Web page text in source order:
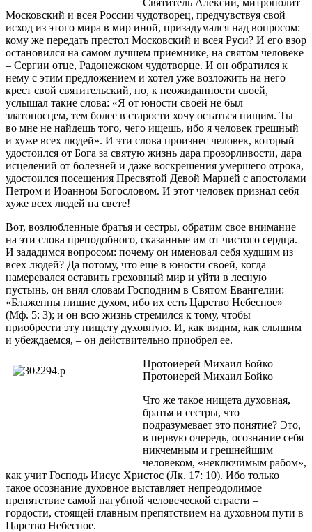
Святитель Алексий, митрополит
Московский и всея России чудотворец, предчувствуя свой
исход из этого мира в мир иной, призадумался над вопросом:
кому же передать престол Московский и всея Руси? И его взор
остановился на самом лучшем приемнике, на святом человеке
– Сергии отце, Радонежском чудотворце. И он обратился к
нему с этим предложением и хотел уже возложить на него
крест свой святительский, но, к неожиданности своей,
услышал такие слова: «Я от юности своей не был
златоносцем, тем более в старости хочу остаться нищим. Ты
во мне не найдешь того, чего ищешь, ибо я человек грешный
и хуже всех людей». И эти слова произнес человек, который
удостоился от Бога за святую жизнь дара прозорливости, дара
исцелений от болезней и даже воскрешения умершего отрока,
удостоился посещения Пресвятой Девой Марией с апостолами
Петром и Иоанном Богословом. И этот человек признал себя
хуже всех людей на свете!
Вот, возлюбленные братья и сестры, обратим свое внимание
на эти слова преподобного, сказанные им от чистого сердца.
И зададимся вопросом: почему он именовал себя худшим из
всех людей? Да потому, что еще в юности своей, когда
намеревался оставить греховный мир и уйти в лесную
пустынь, он внял словам Господним в Святом Евангелии:
«Блаженны нищие духом, ибо их есть Царство Небесное»
(Мф. 5: 3); и он всю жизнь стремился к тому, чтобы
приобрести эту нищету духовную. И, как видим, как слышим
и убеждаемся, – он действительно приобрел ее.
Протоиерей Михаил Бойко
Протоиерей Михаил Бойко
Что же такое нищета духовная,
братья и сестры, что
подразумевает это понятие? Это,
в первую очередь, осознание себя
никчемным и грешнейшим
человеком, «неключимым рабом»,
как учит Господь Иисус Христос (Лк. 17: 10). Ибо только
такое осознание духовное выставляет непреодолимое
препятствие самой пагубной человеческой страсти –
гордости, стоящей главным препятствием на духовном пути в
Царство Небесное.